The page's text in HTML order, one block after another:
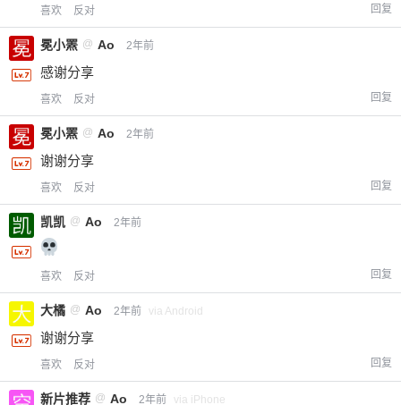
喜欢 反对 回复
冕小罴 @ Ao 2年前
感谢分享
喜欢 反对 回复
冕小罴 @ Ao 2年前
谢谢分享
喜欢 反对 回复
凯凯 @ Ao 2年前
喜欢 反对 回复
大橘 @ Ao 2年前 via Android
谢谢分享
喜欢 反对 回复
新片推荐 @ Ao 2年前 via iPhone